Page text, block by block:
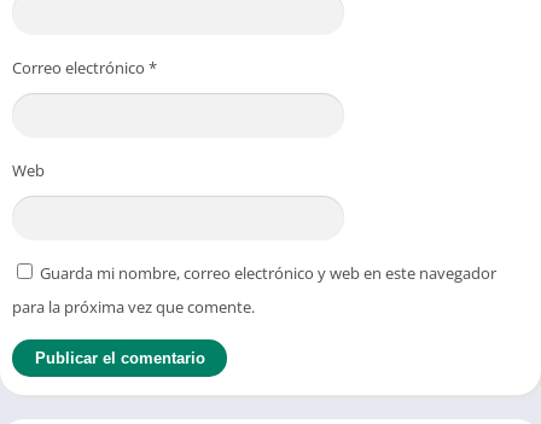
Correo electrónico *
Web
Guarda mi nombre, correo electrónico y web en este navegador
para la próxima vez que comente.